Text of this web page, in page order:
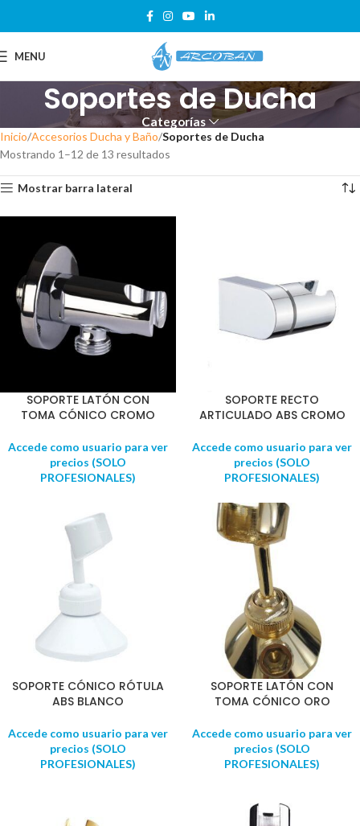
MENU
Soportes de Ducha
Categorías
Inicio Accesorios Ducha y Baño Soportes de Ducha
Mostrando 1–12 de 13 resultados
Mostrar barra lateral
SOPORTE LATÓN CON
TOMA CÓNICO CROMO
Accede como usuario para ver
precios (SOLO
PROFESIONALES)
SOPORTE RECTO
ARTICULADO ABS CROMO
Accede como usuario para ver
precios (SOLO
PROFESIONALES)
SOPORTE CÓNICO RÓTULA
ABS BLANCO
Accede como usuario para ver
precios (SOLO
PROFESIONALES)
SOPORTE LATÓN CON
TOMA CÓNICO ORO
Accede como usuario para ver
precios (SOLO
PROFESIONALES)